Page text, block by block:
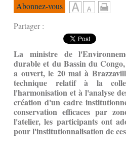
Abonnez-vous
Partager :
La ministre de
durable et du Bassin du
a ouvert, le 20 mai à
technique relatif à la
l'harmonisation et à l'analyse
création d'un cadre
conservation efficaces par
l'atelier, les participants ont
pour l'institutionnalisation de